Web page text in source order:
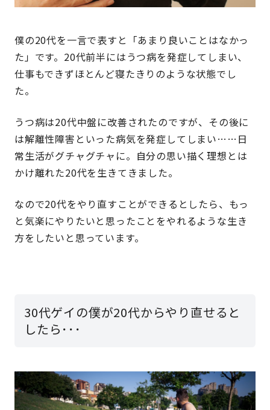
僕の20代を一言で表すと「あまり良いことはなかっ
た」です。20代前半にはうつ病を発症してしまい、
仕事もできずほとんど寝たきりのような状態でし
た。
うつ病は20代中盤に改善されたのですが、その後に
は解離性障害といった病気を発症してしまい……日
常生活がグチャグチャに。自分の思い描く理想とは
かけ離れた20代を生きてきました。
なので20代をやり直すことができるとしたら、もっ
と気楽にやりたいと思ったことをやれるような生き
方をしたいと思っています。
30代ゲイの僕が20代からやり直せると
したら･･･